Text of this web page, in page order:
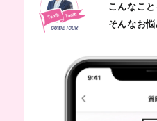
こんなこと
そんなお